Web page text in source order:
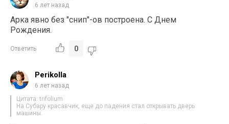
6 лет назад
Арка явно без "снип"-ов построена. С Днем
Рождения.
Ответить 0
Perikolla
6 лет назад
Цитата: trifolium
На Субару красавчик, еще до падения стал открывать дверь
машины.